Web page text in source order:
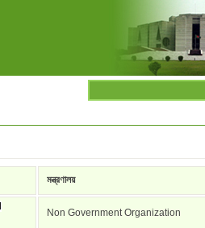
মন্ত্রণালয়
Non Government Organization